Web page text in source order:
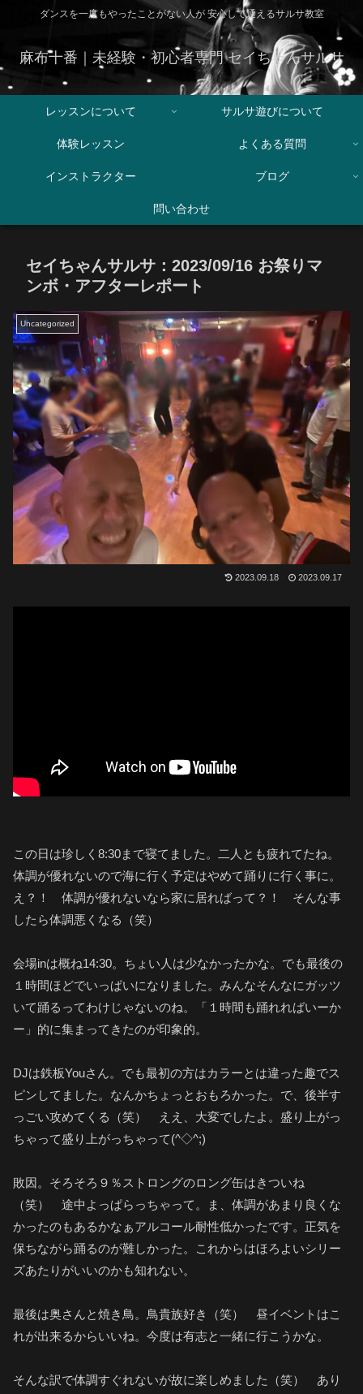
ダンスを一度もやったことがない人が 安心して通えるサルサ教室
麻布十番｜未経験・初心者専門 セイちゃんサルサ
レッスンについて サルサ遊びについて
体験レッスン よくある質問
インストラクター ブログ
問い合わせ
セイちゃんサルサ：2023/09/16 お祭りマ
ンボ・アフターレポート
Uncategorized
2023.09.18 2023.09.17
この日は珍しく8:30まで寝てました。二人とも疲れてたね。
体調が優れないので海に行く予定はやめて踊りに行く事に。
え？！ 体調が優れないなら家に居ればって？！ そんな事
したら体調悪くなる（笑）
会場inは概ね14:30。ちょい人は少なかったかな。でも最後の
１時間ほどでいっぱいになりました。みんなそんなにガッツ
いて踊るってわけじゃないのね。「１時間も踊れればいーか
ー」的に集まってきたのが印象的。
DJは鉄板Youさん。でも最初の方はカラーとは違った趣でス
ピンしてました。なんかちょっとおもろかった。で、後半す
っごい攻めてくる（笑） ええ、大変でしたよ。盛り上がっ
ちゃって盛り上がっちゃって(^◇^;)
敗因。そろそろ９％ストロングのロング缶はきついね
（笑） 途中よっぱらっちゃって。ま、体調があまり良くな
かったのもあるかなぁアルコール耐性低かったです。正気を
保ちながら踊るのが難しかった。これからはほろよいシリー
ズあたりがいいのかも知れない。
最後は奥さんと焼き鳥。鳥貴族好き（笑） 昼イベントはこ
れが出来るからいいね。今度は有志と一緒に行こうかな。
そんな訳で体調すぐれないが故に楽しめました（笑） あり